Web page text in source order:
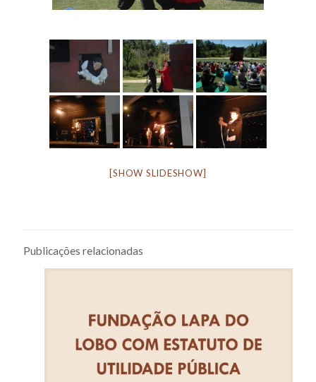
[SHOW SLIDESHOW]
Publicações relacionadas